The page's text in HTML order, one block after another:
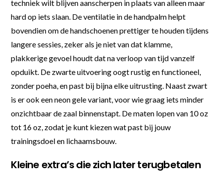
techniek wilt blijven aanscherpen in plaats van alleen maar
hard op iets slaan. De ventilatie in de handpalm helpt
bovendien om de handschoenen prettiger te houden tijdens
langere sessies, zeker als je niet van dat klamme,
plakkerige gevoel houdt dat na verloop van tijd vanzelf
opduikt. De zwarte uitvoering oogt rustig en functioneel,
zonder poeha, en past bij bijna elke uitrusting. Naast zwart
is er ook een neon gele variant, voor wie graag iets minder
onzichtbaar de zaal binnenstapt. De maten lopen van 10 oz
tot 16 oz, zodat je kunt kiezen wat past bij jouw
trainingsdoel en lichaamsbouw.
Kleine extra’s die zich later terugbetalen